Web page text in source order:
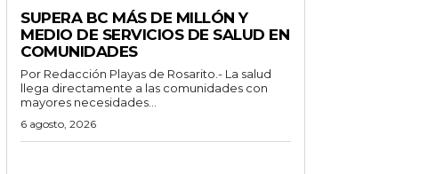
SUPERA BC MÁS DE MILLÓN Y
MEDIO DE SERVICIOS DE SALUD EN
COMUNIDADES
Por Redacción Playas de Rosarito.- La salud
llega directamente a las comunidades con
mayores necesidades...
6 agosto, 2026